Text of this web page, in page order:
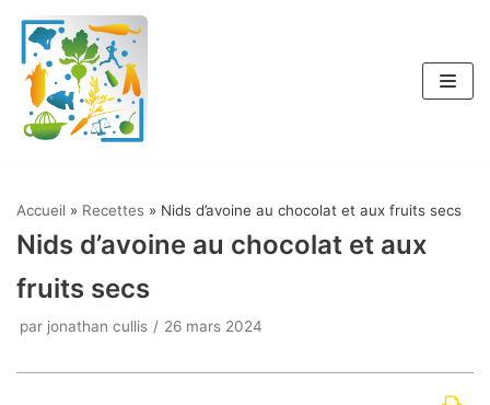
Aller
au
contenu
Accueil » Recettes » Nids d’avoine au chocolat et aux fruits secs
Nids d’avoine au chocolat et aux
fruits secs
par jonathan cullis 26 mars 2024